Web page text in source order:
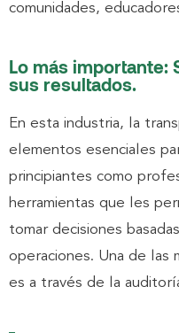
comunidades,
Lo más importante:
sus resultados.
En esta industria, la
elementos esenciales
principiantes como
herramientas que les
tomar decisiones
operaciones. Una de las
es a través de la